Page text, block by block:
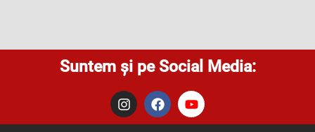
Suntem și pe Social Media:
I
n
s
F
a
c
Y
o
u